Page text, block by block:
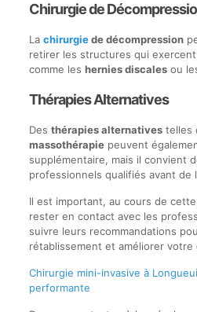
Chirurgie de
La chirurgiede décompression
retirer les structures qui
comme les hernies discalesou
Thérapies Alternatives
Des thérapies alternativestelles
massothérapiepeuvent
supplémentaire, mais il convient
professionnels qualifiés avant de
Il est important, au cours de
rester en contact avec les
suivre leurs recommandations
rétablissement et améliorer votre
Chirurgie mini-invasive à
performante